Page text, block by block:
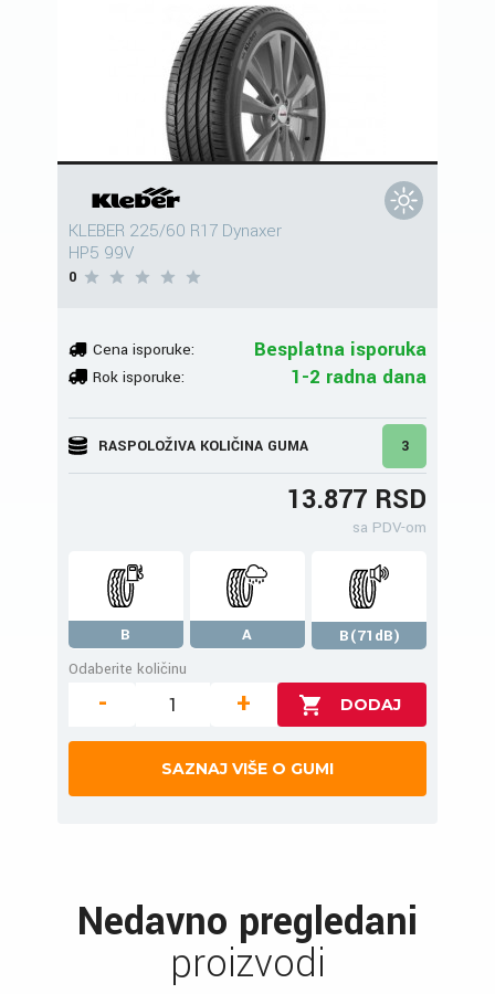
KLEBER 225/60 R17 Dynaxer
HP5 99V
0
Cena isporuke: Besplatna isporuka
Rok isporuke: 1-2 radna dana
RASPOLOŽIVA KOLIČINA GUMA 3
13.877 RSD
sa PDV-om
B A
B(71dB)
Odaberite količinu
- +
SAZNAJ VIŠE O GUMI
Nedavno pregledani
proizvodi